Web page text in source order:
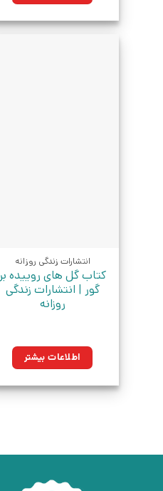
انتشارات زندگی روزانه
کتاب گل های روییده بر
گور | انتشارات زندگی
روزانه
اطلاعات بیشتر